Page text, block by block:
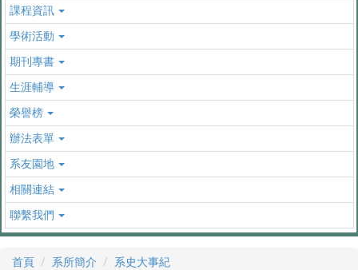
課程資訊
學術活動
期刊專書
生涯輔導
榮譽榜
辦法表單
系友園地
相關連結
聯繫我們
首頁 系所簡介 系史大事紀